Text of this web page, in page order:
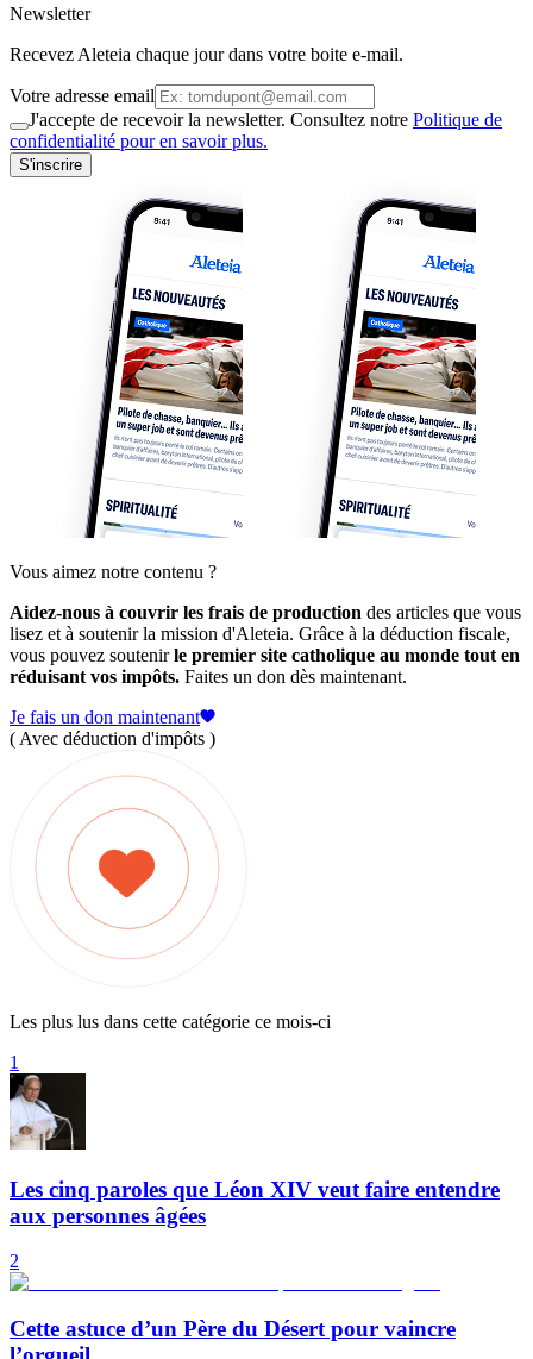
Newsletter
Recevez Aleteia chaque jour dans votre boite e-mail.
Votre adresse email
J'accepte de recevoir la newsletter. Consultez notre Politique de
confidentialité pour en savoir plus.
S'inscrire
Vous aimez notre contenu ?
Aidez-nous à couvrir les frais de production des articles que vous
lisez et à soutenir la mission d'Aleteia. Grâce à la déduction fiscale,
vous pouvez soutenirle premier site catholique au monde tout en
réduisant vos impôts. Faites un don dès maintenant.
Je fais un don maintenant
( Avec déduction d'impôts )
Les plus lus dans cette catégorie ce mois-ci
1
Les cinq paroles que Léon XIV veut faire entendre
aux personnes âgées
2
Cette astuce d’un Père du Désert pour vaincre